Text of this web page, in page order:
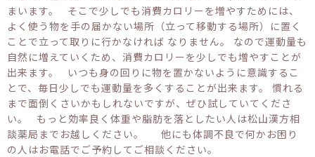
まいます。 そこで少しでも消費カロリーを増やすためには、
よく使う物を手の届かない場所（立って移動する場所）に置く
ことで立って取りに行かなければ なりません。 なので運動量も
自然に増えていくため、消費カロリーを少しでも増やすことが
出来ます。 いつも身の回りに物を置かないように意識するこ
とで、毎日少しでも運動量を多くすることが出来ます。 慣れる
まで面倒くさいかもしれないですが、ぜひ試していてくださ
い。 もっと効率良く体重や脂肪を落としたい人は松山漢方相
談薬局までお越しください。 他にも体調不良で何かお困り
の人はお電話でご予約してご相談ください。